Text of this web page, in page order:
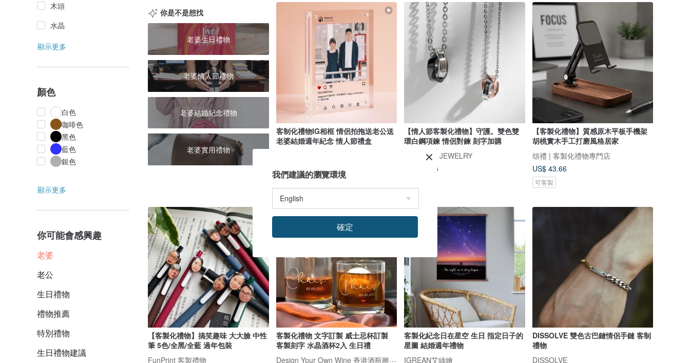
木頭
水晶
顯示更多
顏色
白色
咖啡色
黑色
藍色
銀色
顯示更多
你可能會感興趣
老婆
老公
生日禮物
禮物推薦
特別禮物
生日禮物建議
你是不是想找
老婆生日禮物
老婆情人節禮物
老婆結婚紀念禮物
老婆實用禮物
客制化禮物IG相框 情侶拍拖送老公送
老婆結婚週年紀念 情人節禮盒
US$ 28.70
可客製
【情人節客製化禮物】守護。雙色雙
環白鋼項鍊 情侶對鍊 刻字加購
MIESTILO JEWELRY
US$ 92.65
【客製化禮物】質感原木平板手機架
胡桃實木手工打磨風格居家
頌禮 | 客製化禮物專門店
US$ 43.66
可客製
【客製化禮物】搞笑趣味 大大臉 中性
筆 5色/全黑/全藍 過年包裝
FunPrint 客製禮物
客製化禮物 文字訂製 威士忌杯訂製
客製刻字 水晶酒杯2入 生日禮
Design Your Own Wine 香港酒瓶雕刻禮品專門店
客製化紀念日在星空 生日 指定日子的
星圖 結婚週年禮物
IGREAN艾綠繪
DISSOLVE 雙色古巴鏈情侶手鏈 客制
禮物
DISSOLVE
我們建議的瀏覽環境
確定